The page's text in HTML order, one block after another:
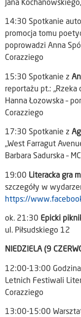
Jana
14:30 Spotkanie
promocja tomu
poprowadzi Anna
Corazziego
15:30 Spotkanie z
reportażu pt.:
Hanna Łozowska –
Corazziego
17:30 Spotkanie z
„West Farragut
Barbara Sadurska –
19:00 Literacka gra
szczegóły w
https://
ok. 21:30 Epicki
ul. Piłsudskiego 12
NIEDZIELA (9
12:00-13:00
Letnich Festiwali
Corazziego
13:00-15:00